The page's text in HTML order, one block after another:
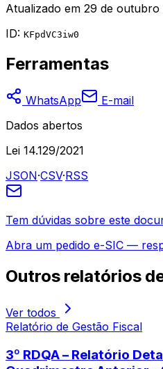
Atualizado em 29 de outubro
ID: KFpdVC3iw0
Ferramentas
WhatsApp
E-mail
Dados abertos
Lei 14.129/2021
JSON·CSV·RSS
Tem dúvidas sobre este
Abra um pedido e-SIC —
Outros relatórios
Ver todos
Relatório de Gestão Fiscal
3º RDQA – Relatório